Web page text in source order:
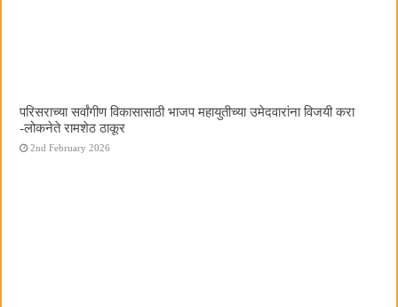
परिसराच्या सर्वांगीण विकासासाठी भाजप महायुतीच्या उमेदवारांना विजयी करा
-लोकनेते रामशेठ ठाकूर
2nd February 2026